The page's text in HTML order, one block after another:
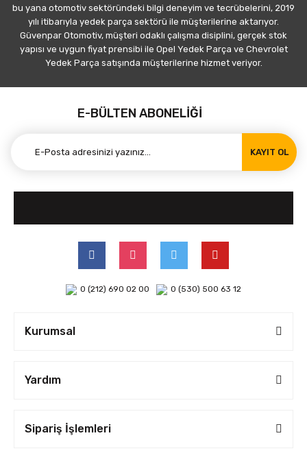
bu yana otomotiv sektöründeki bilgi deneyim ve tecrübelerini, 2019
yılı itibarıyla yedek parça sektörü ile müşterilerine aktarıyor.
Güvenpar Otomotiv, müşteri odaklı çalışma disiplini, gerçek stok
yapısı ve uygun fiyat prensibi ile Opel Yedek Parça ve Chevrolet
Yedek Parça satışında müşterilerine hizmet veriyor.
E-BÜLTEN ABONELİĞİ
KAYIT OL
0 (212) 690 02 00 0 (530) 500 63 12
Kurumsal
Yardım
Sipariş İşlemleri